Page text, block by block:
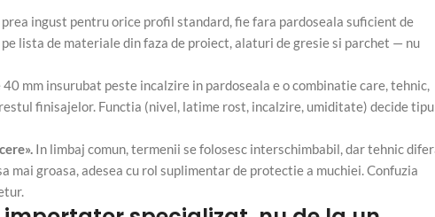
ingust pentru orice profil standard, fie fara pardoseala suficient de
lista de materiale din faza de proiect, alaturi de gresie si parchet — nu
mm insurubat peste incalzire in pardoseala e o combinatie care, tehnic,
finisajelor. Functia (nivel, latime rost, incalzire, umiditate) decide
In limbaj comun, termenii se folosesc interschimbabil, dar tehnic
groasa, adesea cu rol suplimentar de protectie a muchiei. Confuzia